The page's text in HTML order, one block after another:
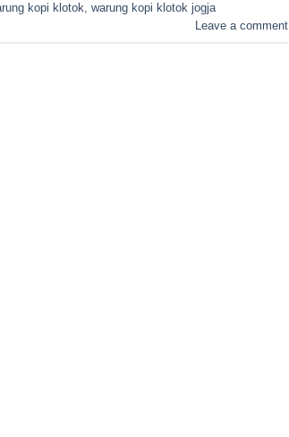
kopi klotok, warung kopi klotok jogja
Leave a comment